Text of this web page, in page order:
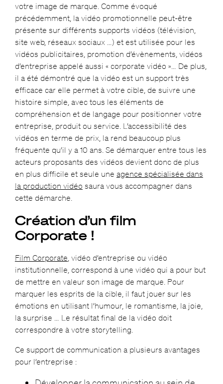
votre image de marque. Comme évoqué
précédemment, la vidéo promotionnelle peut-être
présente sur différents supports vidéos (télévision,
site web, réseaux sociaux …) et est utilisée pour les
vidéos publicitaires, promotion d’évènements, vidéos
d’entreprise appelé aussi « corporate vidéo »… De plus,
il a été démontré que la vidéo est un support très
efficace car elle permet à votre cible, de suivre une
histoire simple, avec tous les éléments de
compréhension et de langage pour positionner votre
entreprise, produit ou service. L’accessibilité des
vidéos en terme de prix, la rend beaucoup plus
fréquente qu’il y a 10 ans. Se démarquer entre tous les
acteurs proposants des vidéos devient donc de plus
en plus difficile et seule une agence spécialisée dans
la production vidéo saura vous accompagner dans
cette démarche.
Création d’un film
Corporate !
Film Corporate , vidéo d’entreprise ou vidéo
institutionnelle, correspond à une vidéo qui a pour but
de mettre en valeur son image de marque. Pour
marquer les esprits de la cible, il faut jouer sur les
émotions en utilisant l’humour, le romantisme, la joie,
la surprise … Le résultat final de la vidéo doit
correspondre à votre storytelling.
Ce support de communication a plusieurs avantages
pour l’entreprise :